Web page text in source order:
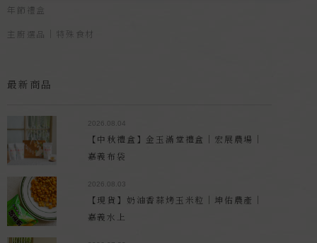
年節禮盒
主廚選品｜特殊食材
最新商品
2026.08.04
【中秋禮盒】金玉滿堂禮盒｜宏展農場｜
嘉義布袋
2026.08.03
【現貨】奶油香蒜烤玉米粒｜坤佑農產｜
嘉義水上